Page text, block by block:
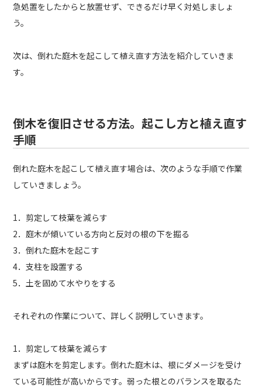
急処置をしたからと放置せず、できるだけ早く対処しましょ
う。
次は、倒れた庭木を起こして植え直す方法を紹介していきま
す。
倒木を復旧させる方法。起こし方と植え直す
手順
倒れた庭木を起こして植え直す場合は、次のような手順で作業
していきましょう。
1．剪定して枝葉を減らす
2．庭木が傾いている方向と反対の根の下を掘る
3．倒れた庭木を起こす
4．支柱を設置する
5．土を固めて水やりをする
それぞれの作業について、詳しく説明していきます。
1．剪定して枝葉を減らす
まずは庭木を剪定します。倒れた庭木は、根にダメージを受け
ている可能性が高いからです。弱った根とのバランスを取るた